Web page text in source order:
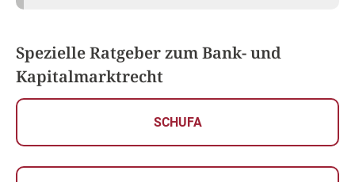
Spezielle Ratgeber zum Bank- und
Kapitalmarktrecht
SCHUFA